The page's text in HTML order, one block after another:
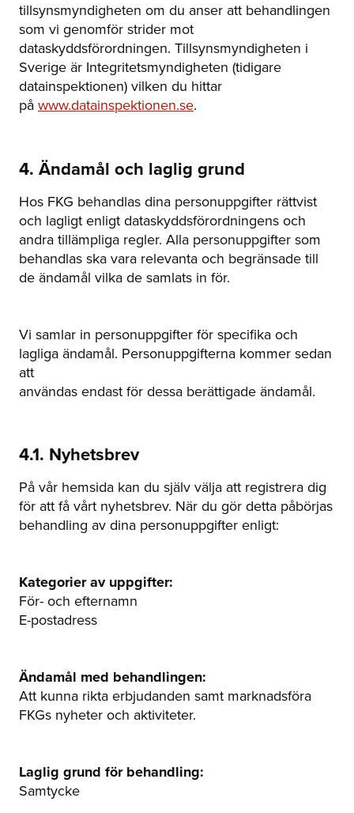
tillsynsmyndigheten om du anser att behandlingen
som vi genomför strider mot
dataskyddsförordningen. Tillsynsmyndigheten i
Sverige är Integritetsmyndigheten (tidigare
datainspektionen) vilken du hittar
på www.datainspektionen.se.
4. Ändamål och laglig grund
Hos FKG behandlas dina personuppgifter rättvist
och lagligt enligt dataskyddsförordningens och
andra tillämpliga regler. Alla personuppgifter som
behandlas ska vara relevanta och begränsade till
de ändamål vilka de samlats in för.
Vi samlar in personuppgifter för specifika och
lagliga ändamål. Personuppgifterna kommer sedan
att
användas endast för dessa berättigade ändamål.
4.1. Nyhetsbrev
På vår hemsida kan du själv välja att registrera dig
för att få vårt nyhetsbrev. När du gör detta påbörjas
behandling av dina personuppgifter enligt:
Kategorier av uppgifter:
För- och efternamn
E-postadress
Ändamål med behandlingen:
Att kunna rikta erbjudanden samt marknadsföra
FKGs nyheter och aktiviteter.
Laglig grund för behandling:
Samtycke